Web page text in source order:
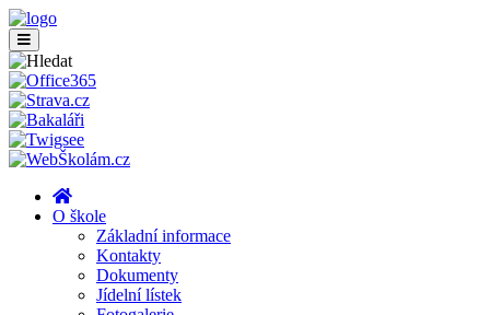
O škole
Základní informace
Kontakty
Dokumenty
Jídelní lístek